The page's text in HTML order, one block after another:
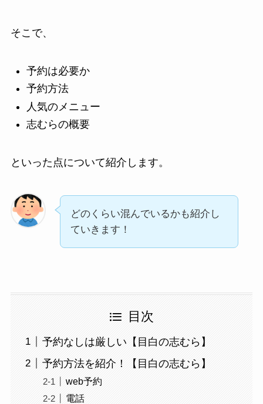
そこで、
予約は必要か
予約方法
人気のメニュー
志むらの概要
といった点について紹介します。
どのくらい混んでいるかも紹介し
ていきます！
目次
予約なしは厳しい【目白の志むら】
予約方法を紹介！【目白の志むら】
web予約
電話